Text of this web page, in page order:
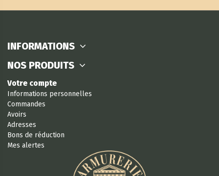
INFORMATIONS
NOS PRODUITS
Votre compte
Informations personnelles
Commandes
Avoirs
Adresses
Bons de réduction
Mes alertes